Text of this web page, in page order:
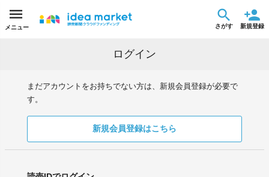
メニュー さがす 新規登録
ログイン
まだアカウントをお持ちでない方は、新規会員登録が必要で
す。
新規会員登録はこちら